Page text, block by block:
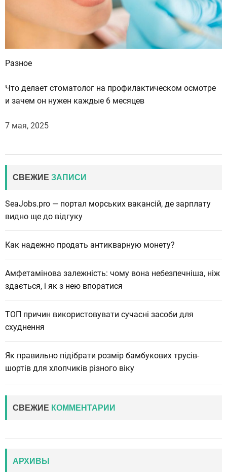
Разное
Что делает стоматолог на профилактическом осмотре
и зачем он нужен каждые 6 месяцев
7 мая, 2025
СВЕЖИЕ ЗАПИСИ
SeaJobs.pro — портал морських вакансій, де зарплату
видно ще до відгуку
Как надежно продать антикварную монету?
Амфетамінова залежність: чому вона небезпечніша, ніж
здається, і як з нею впоратися
ТОП причин використовувати сучасні засоби для
схуднення
Як правильно підібрати розмір бамбукових трусів-
шортів для хлопчиків різного віку
СВЕЖИЕ КОММЕНТАРИИ
АРХИВЫ